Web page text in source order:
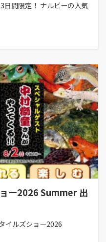
日間限定！ ナルビーの人気
ー2026 Summer 出
イルズショー2026